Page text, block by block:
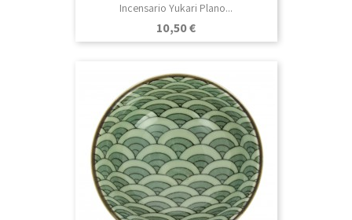
Incensario Yukari Plano...
Precio
10,50 €